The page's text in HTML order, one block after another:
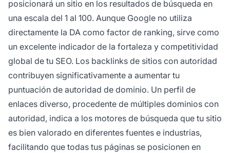
posicionará un sitio en los resultados de búsqueda en
una escala del 1 al 100. Aunque Google no utiliza
directamente la DA como factor de ranking, sirve como
un excelente indicador de la fortaleza y competitividad
global de tu SEO. Los backlinks de sitios con autoridad
contribuyen significativamente a aumentar tu
puntuación de autoridad de dominio. Un perfil de
enlaces diverso, procedente de múltiples dominios con
autoridad, indica a los motores de búsqueda que tu sitio
es bien valorado en diferentes fuentes e industrias,
facilitando que todas tus páginas se posicionen en